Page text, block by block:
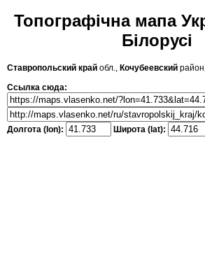
Топографічна мапа
Білорусі
Ставропольский край обл., Кочубеевский
Ссылка сюда:
Долгота (lon): Широта (lat):